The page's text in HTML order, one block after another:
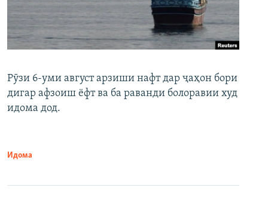
Рӯзи 6-уми август арзиши нафт дар ҷаҳон бори
дигар афзоиш ёфт ва ба раванди болоравии худ
идома дод.
Идома